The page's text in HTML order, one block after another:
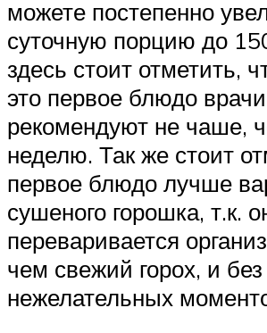
можете постепенно
суточную порцию до
здесь стоит отметить,
это первое блюдо врачи
рекомендуют не чаше,
неделю. Так же стоит
первое блюдо лучше
сушеного горошка, т.к.
переваривается
чем свежий горох, и
нежелательных